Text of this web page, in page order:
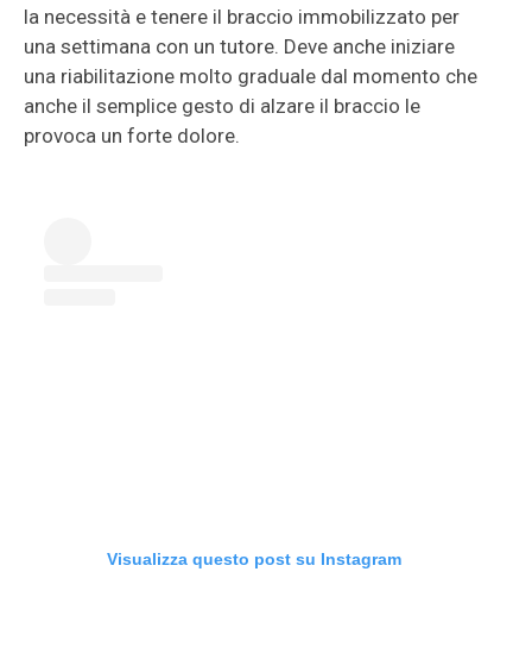
la necessità e tenere il braccio immobilizzato per
una settimana con un tutore. Deve anche iniziare
una riabilitazione molto graduale dal momento che
anche il semplice gesto di alzare il braccio le
provoca un forte dolore.
Visualizza questo post su Instagram